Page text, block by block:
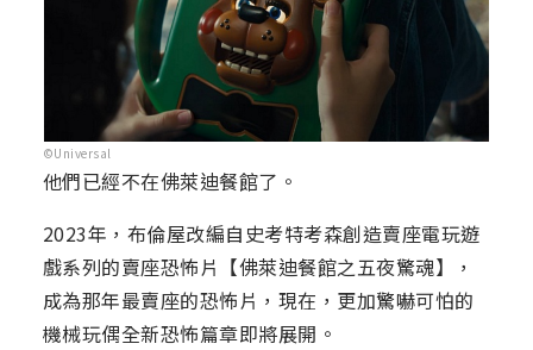
©Universal
他們已經不在佛萊迪餐館了。
2023年，布倫屋改編自史考特考森創造賣座電玩遊
戲系列的賣座恐怖片【佛萊迪餐館之五夜驚魂】，
成為那年最賣座的恐怖片，現在，更加驚嚇可怕的
機械玩偶全新恐怖篇章即將展開。